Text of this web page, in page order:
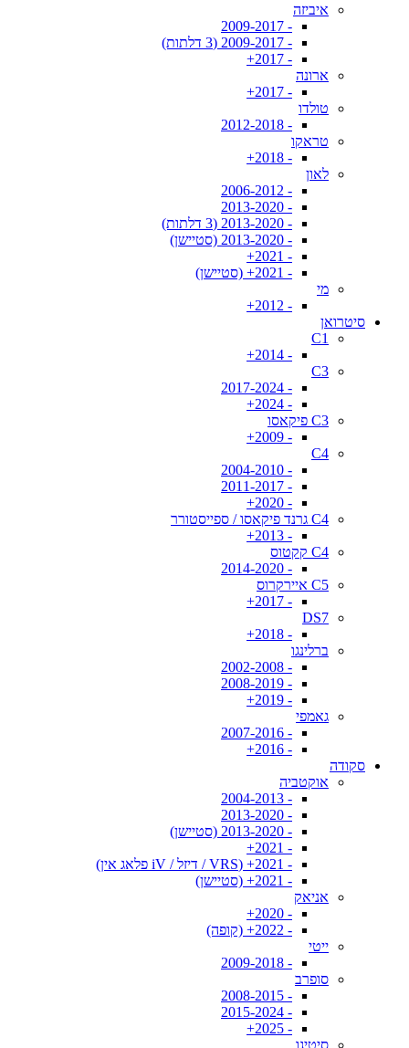
איביזה
- 2009-2017
- 2009-2017 (3 דלתות)
- 2017+
ארונה
- 2017+
טולדו
- 2012-2018
טראקו
- 2018+
לאון
- 2006-2012
- 2013-2020
- 2013-2020 (3 דלתות)
- 2013-2020 (סטיישן)
- 2021+
- 2021+ (סטיישן)
מי
- 2012+
סיטרואן
C1
- 2014+
C3
- 2017-2024
- 2024+
C3 פיקאסו
- 2009+
C4
- 2004-2010
- 2011-2017
- 2020+
C4 גרנד פיקאסו / ספייסטורר
- 2013+
C4 קקטוס
- 2014-2020
C5 איירקרוס
- 2017+
DS7
- 2018+
ברלינגו
- 2002-2008
- 2008-2019
- 2019+
גאמפי
- 2007-2016
- 2016+
סקודה
אוקטביה
- 2004-2013
- 2013-2020
- 2013-2020 (סטיישן)
- 2021+
- 2021+ (VRS / דיזל / iV פלאג אין)
- 2021+ (סטיישן)
אניאק
- 2020+
- 2022+ (קופה)
ייטי
- 2009-2018
סופרב
- 2008-2015
- 2015-2024
- 2025+
סיטיגו